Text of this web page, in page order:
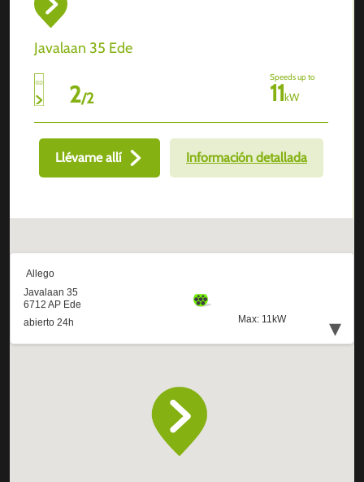
Javalaan 35 Ede
2/2
Speeds up to
11kW
Llévame allí Información detallada